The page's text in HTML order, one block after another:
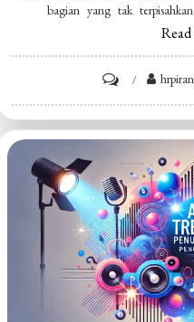
bagian yang tak
Eksplorasi
Hiburan
Seru